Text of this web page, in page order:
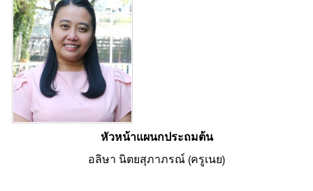
หัวหน้าแผนกประถมต้น
อลิษา นิตยสุภาภรณ์ (ครูเนย)